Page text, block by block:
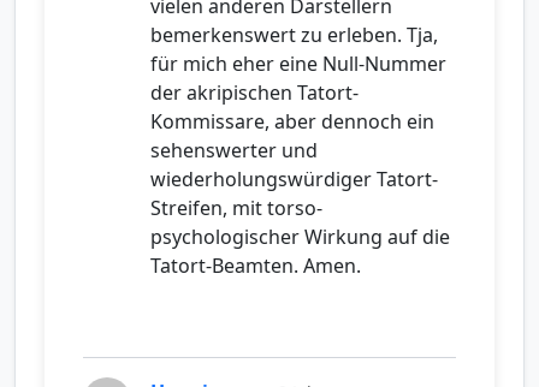
vielen anderen Darstellern
bemerkenswert zu erleben. Tja,
für mich eher eine Null-Nummer
der akripischen Tatort-
Kommissare, aber dennoch ein
sehenswerter und
wiederholungswürdiger Tatort-
Streifen, mit torso-
psychologischer Wirkung auf die
Tatort-Beamten. Amen.